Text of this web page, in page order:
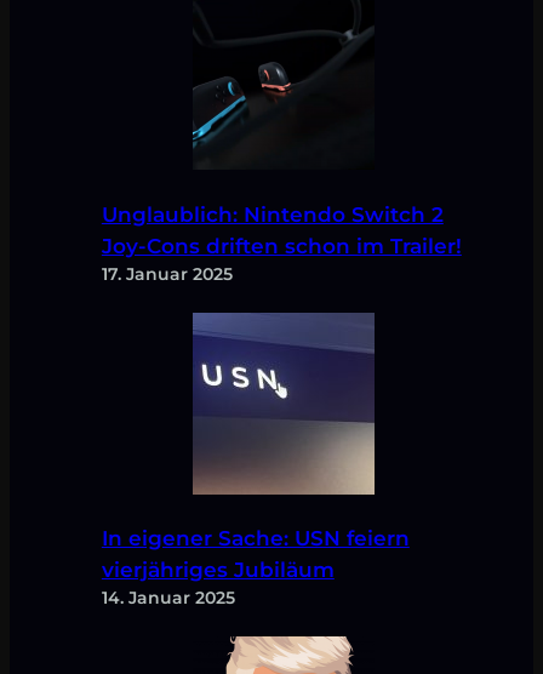
Unglaublich: Nintendo Switch 2
Joy-Cons driften schon im Trailer!
17. Januar 2025
In eigener Sache: USN feiern
vierjähriges Jubiläum
14. Januar 2025